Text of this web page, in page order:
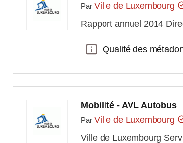
Par Ville de Luxembourg
Rapport annuel 2014
Qualité des
Qualité des
Mobilité - AVL Autobus
Par Ville de Luxembourg
Ville de Luxembourg